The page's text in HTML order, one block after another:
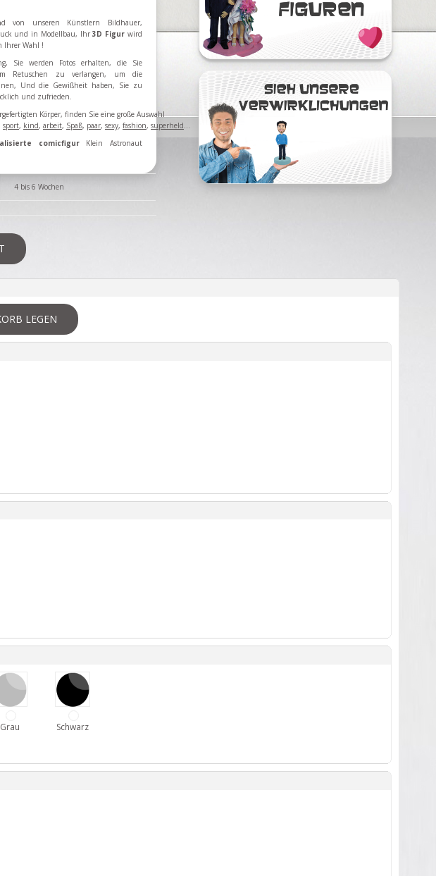
von unseren Künstlern Bildhauer,
und in Modellbau, Ihr3D Figur wird
Ihrer Wahl !
Sie werden Fotos erhalten, die Sie
Retuschen zu verlangen, um die
Und die Gewißheit haben, Sie zu
und zufrieden.
Körper, finden Sie eine große Auswahl
sport, kind, arbeit, Spaß, paar, sexy, fashion, superheld...
comicfigurKlein Astronaut
4 bis 6 Wochen
LEGEN
Grau Schwarz